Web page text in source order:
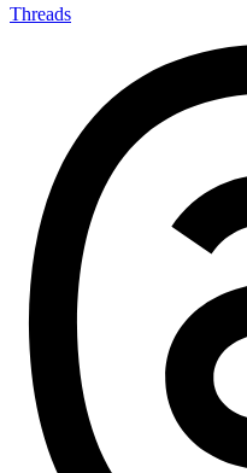
Threads